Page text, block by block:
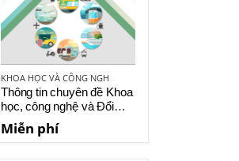
KHOA HỌC VÀ CÔNG NGHỆ VIỆT NAM
Thông tin chuyên đề Khoa
học, công nghệ và Đổi
mới sáng tạo số 7-2023
Miễn phí